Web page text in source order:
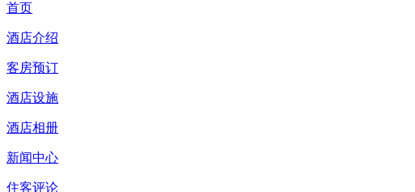
首页
酒店介绍
客房预订
酒店设施
酒店相册
新闻中心
住客评论